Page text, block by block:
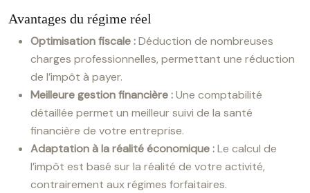
Avantages du régime réel
Optimisation fiscale :Déduction de nombreuses
charges professionnelles, permettant une réduction
de l’impôt à payer.
Meilleure gestion financière :Une comptabilité
détaillée permet un meilleur suivi de la santé
financière de votre entreprise.
Adaptation à la réalité économique :Le calcul de
l’impôt est basé sur la réalité de votre activité,
contrairement aux régimes forfaitaires.